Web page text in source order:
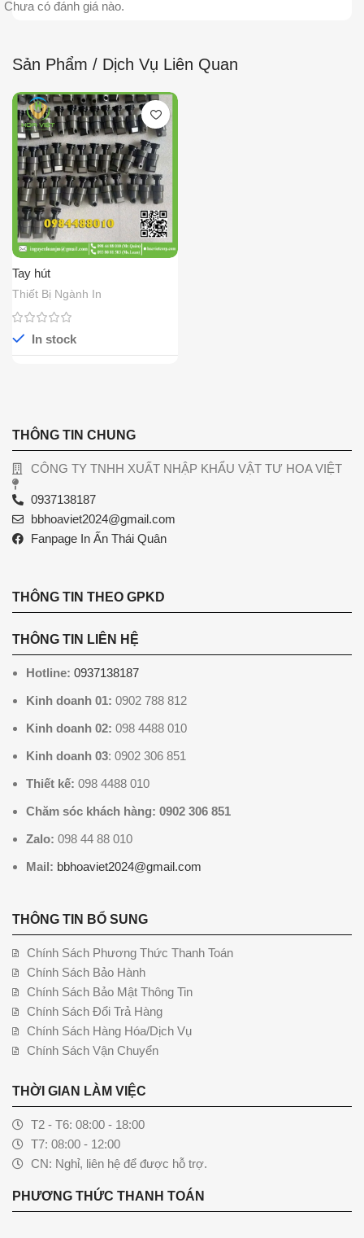
Chưa có đánh giá nào.
Sản Phẩm / Dịch Vụ Liên Quan
Tay hút
Thiết Bị Ngành In
In stock
THÔNG TIN CHUNG
CÔNG TY TNHH XUẤT NHẬP KHẨU VẬT TƯ HOA VIỆT
0937138187
bbhoaviet2024@gmail.com
Fanpage In Ấn Thái Quân
THÔNG TIN THEO GPKD
THÔNG TIN LIÊN HỆ
Hotline: 0937138187
Kinh doanh 01: 0902 788 812
Kinh doanh 02: 098 4488 010
Kinh doanh 03: 0902 306 851
Thiết kế: 098 4488 010
Chăm sóc khách hàng: 0902 306 851
Zalo: 098 44 88 010
Mail: bbhoaviet2024@gmail.com
THÔNG TIN BỔ SUNG
Chính Sách Phương Thức Thanh Toán
Chính Sách Bảo Hành
Chính Sách Bảo Mật Thông Tin
Chính Sách Đổi Trả Hàng
Chính Sách Hàng Hóa/Dịch Vụ
Chính Sách Vận Chuyển
THỜI GIAN LÀM VIỆC
T2 - T6: 08:00 - 18:00
T7: 08:00 - 12:00
CN: Nghỉ, liên hệ để được hỗ trợ.
PHƯƠNG THỨC THANH TOÁN